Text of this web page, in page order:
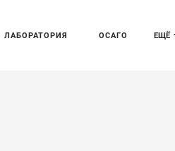
ЕЩЁ
ЛАБОРАТОРИЯ ОСАГО